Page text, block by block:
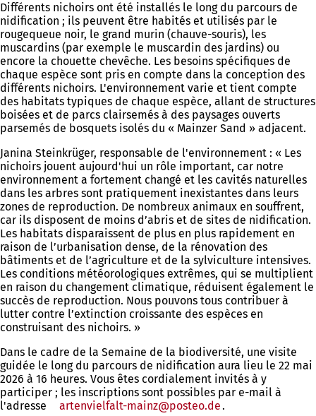
Différents nichoirs ont été installés le long du parcours de
nidification ; ils peuvent être habités et utilisés par le
rougequeue noir, le grand murin (chauve-souris), les
muscardins (par exemple le muscardin des jardins) ou
encore la chouette chevêche. Les besoins spécifiques de
chaque espèce sont pris en compte dans la conception des
différents nichoirs. L'environnement varie et tient compte
des habitats typiques de chaque espèce, allant de structures
boisées et de parcs clairsemés à des paysages ouverts
parsemés de bosquets isolés du « Mainzer Sand » adjacent.
Janina Steinkrüger, responsable de l'environnement : « Les
nichoirs jouent aujourd'hui un rôle important, car notre
environnement a fortement changé et les cavités naturelles
dans les arbres sont pratiquement inexistantes dans leurs
zones de reproduction. De nombreux animaux en souffrent,
car ils disposent de moins d’abris et de sites de nidification.
Les habitats disparaissent de plus en plus rapidement en
raison de l’urbanisation dense, de la rénovation des
bâtiments et de l’agriculture et de la sylviculture intensives.
Les conditions météorologiques extrêmes, qui se multiplient
en raison du changement climatique, réduisent également le
succès de reproduction. Nous pouvons tous contribuer à
lutter contre l’extinction croissante des espèces en
construisant des nichoirs. »
Dans le cadre de la Semaine de la biodiversité, une visite
guidée le long du parcours de nidification aura lieu le 22 mai
2026 à 16 heures. Vous êtes cordialement invités à y
participer ; les inscriptions sont possibles par e-mail à
l'adresse
artenvielfalt-mainz posteo de.